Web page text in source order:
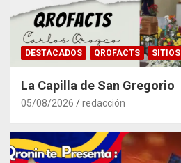
DESTACADOS QROFACTS SITIOS
La Capilla de San Gregorio
05/08/2026 redacción